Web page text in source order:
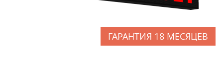
ГАРАНТИЯ 18 МЕСЯЦЕВ